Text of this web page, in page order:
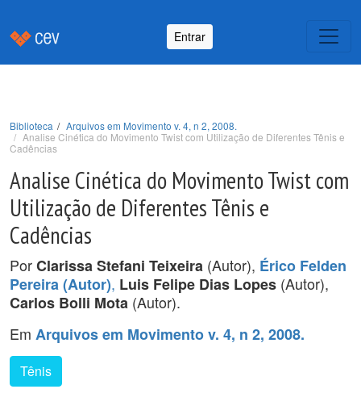
Entrar
Biblioteca
Arquivos em Movimento v. 4, n 2, 2008.
Analise Cinética do Movimento Twist com Utilização de Diferentes Tênis e
Cadências
Analise Cinética do Movimento Twist com
Utilização de Diferentes Tênis e
Cadências
PorClarissa Stefani Teixeira (Autor), Érico Felden
Pereira (Autor), Luis Felipe Dias Lopes (Autor),
Carlos Bolli Mota (Autor).
Em Arquivos em Movimento v. 4, n 2, 2008.
Tênis